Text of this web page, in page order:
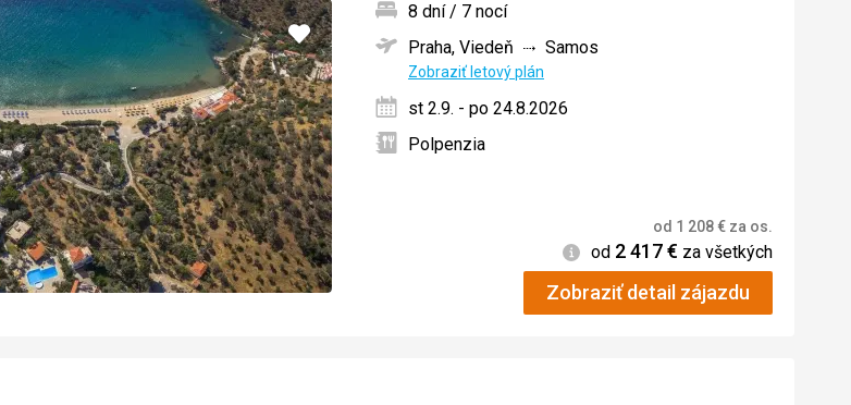
Pridať
do
obľúbených
8 dní / 7 nocí
Praha, Viedeň
Samos
Zobraziť letový plán
st 2.9. - po 24.8.2026
Polpenzia
od 1 208€ za os.
Informácie
od 2 417€ za všetkých
Zobraziť detail zájazdu